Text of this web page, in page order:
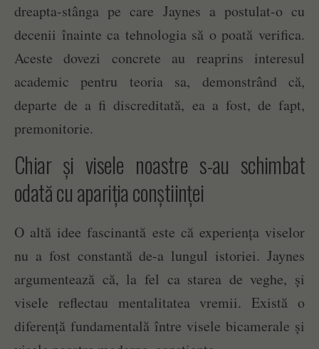
dreapta-stânga pe care Jaynes a postulat-o cu
decenii înainte ca tehnologia să o poată verifica.
Aceste dovezi concrete au reaprins interesul
academic pentru teoria sa, demonstrând că,
departe de a fi discreditată, ea a fost, de fapt,
premonitorie.
Chiar și visele noastre s-au schimbat
odată cu apariția conștiinței
O altă idee fascinantă este că experiența viselor
nu a fost constantă de-a lungul istoriei. Jaynes
argumentează că, la fel ca starea de veghe, și
visele reflectau mentalitatea vremii. Există o
diferență fundamentală între visele bicamerale și